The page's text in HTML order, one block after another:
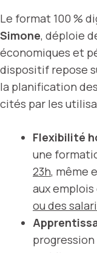
Le format 100 %
Simone, déploie
économiques et
dispositif repose
la planification
cités par les
Flexibilité
une
23h, même
aux
ou des